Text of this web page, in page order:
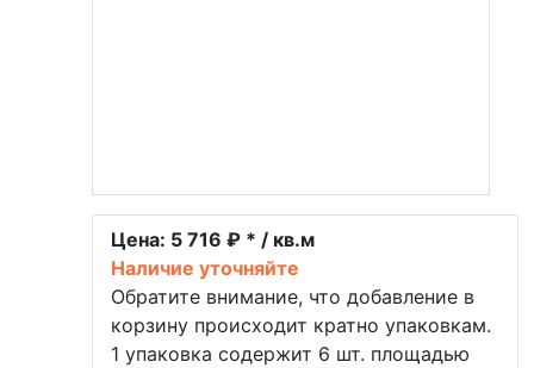
Цена: 5 716 ₽ * / кв.м
Наличие уточняйте
Обратите внимание, что добавление в
корзину происходит кратно упаковкам.
1 упаковка содержит 6 шт. площадью